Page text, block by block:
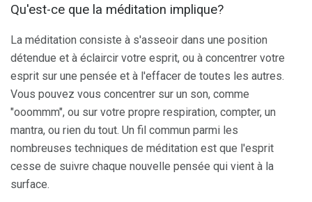
Qu'est-ce que la méditation implique?
La méditation consiste à s'asseoir dans une position
détendue et à éclaircir votre esprit, ou à concentrer votre
esprit sur une pensée et à l'effacer de toutes les autres.
Vous pouvez vous concentrer sur un son, comme
"ooommm", ou sur votre propre respiration, compter, un
mantra, ou rien du tout. Un fil commun parmi les
nombreuses techniques de méditation est que l'esprit
cesse de suivre chaque nouvelle pensée qui vient à la
surface.